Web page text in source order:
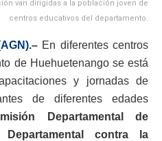
van dirigidas a la población joven de
centros educativos del departamento.
– En diferentes centros
de Huehuetenango se está
y jornadas de
de diferentes edades
Departamental de
contra la